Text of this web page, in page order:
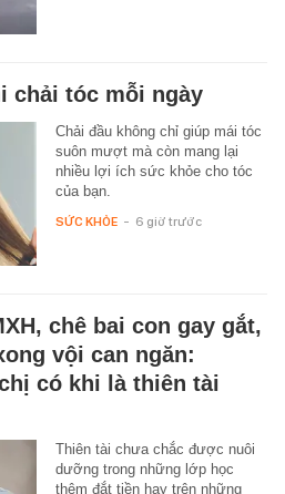
chải tóc mỗi ngày
Chải đầu không chỉ giúp mái tóc
suôn mượt mà còn mang lại
nhiều lợi ích sức khỏe cho tóc
của bạn.
SỨC KHỎE - 6 giờ trước
chê bai con gay gắt,
vội can ngăn:
có khi là thiên tài
Thiên tài chưa chắc được nuôi
dưỡng trong những lớp học
thêm đắt tiền hay trên những